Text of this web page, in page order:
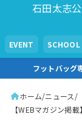
石田太志
EVENT SCHOOL
フットバッグ
ホーム ニュース
【WEBマガジン掲